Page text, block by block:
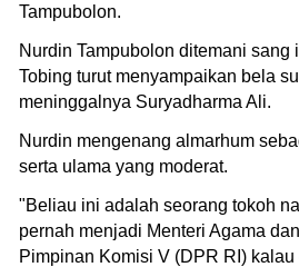
Tampubolon.
Nurdin Tampubolon ditemani sang
Tobing turut menyampaikan bela
meninggalnya Suryadharma Ali.
Nurdin mengenang almarhum
serta ulama yang moderat.
"Beliau ini adalah seorang tokoh
pernah menjadi Menteri Agama
Pimpinan Komisi V (DPR RI)